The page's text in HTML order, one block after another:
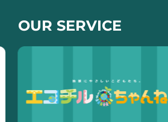
OUR SERVICE